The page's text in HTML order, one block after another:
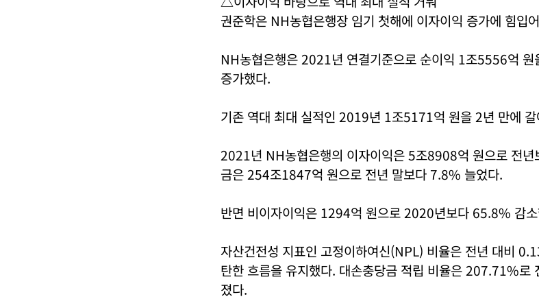
권준학은 NH농협은행장 임기 첫해에 이자이익 증가에 힘입
NH농협은행은 2021년 연결기준으로 순이익 1조5556억
증가했다.
기존 역대 최대 실적인 2019년 1조5171억 원을 2년 만에 갈
2021년 NH농협은행의 이자이익은 5조8908억 원으로 전
금은 254조1847억 원으로 전년 말보다 7.8% 늘었다.
반면 비이자이익은 1294억 원으로 2020년보다 65.8% 감
자산건전성 지표인 고정이하여신(NPL) 비율은 전년 대비
탄한 흐름을 유지했다. 대손충당금 적립 비율은 207.71%
졌다.